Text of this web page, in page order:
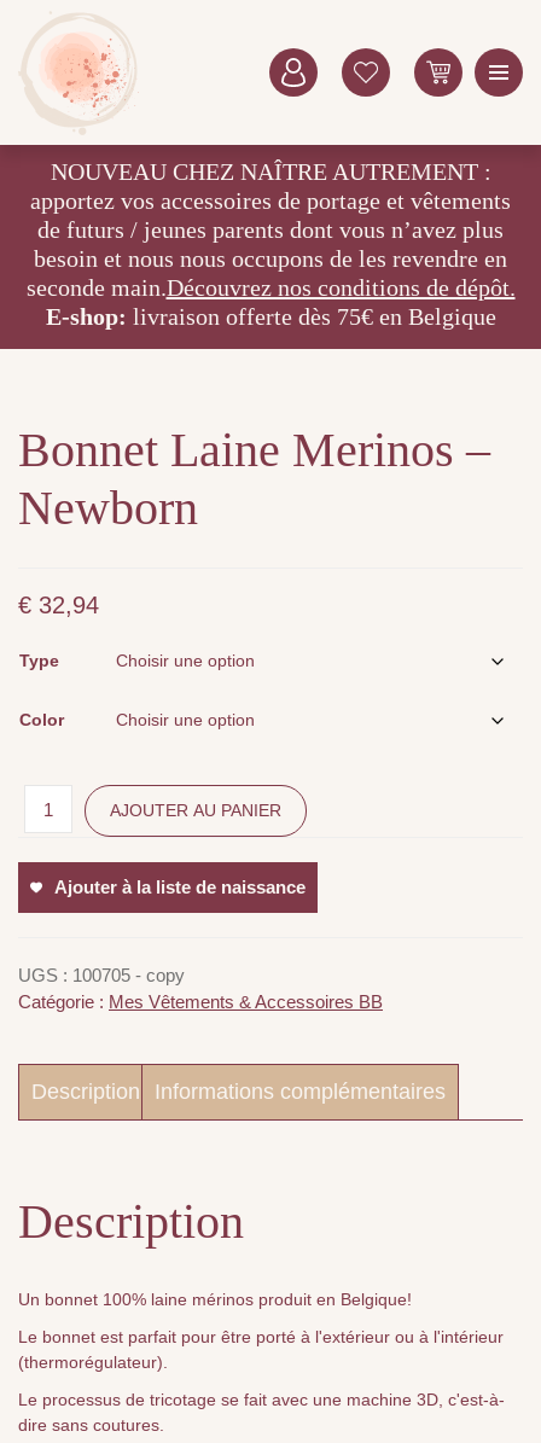
NOUVEAU CHEZ NAÎTRE AUTREMENT :
apportez vos accessoires de portage et vêtements
de futurs / jeunes parents dont vous n’avez plus
besoin et nous nous occupons de les revendre en
seconde main.Découvrez nos conditions de dépôt.
E-shop: livraison offerte dès 75€ en Belgique
Bonnet Laine Merinos –
Newborn
€ 32,94
Type
Color
AJOUTER AU PANIER
Ajouter à la liste de naissance
UGS : 100705 - copy
Catégorie : Mes Vêtements & Accessoires BB
Description Informations complémentaires
Description
Un bonnet 100% laine mérinos produit en Belgique!
Le bonnet est parfait pour être porté à l'extérieur ou à l'intérieur
(thermorégulateur).
Le processus de tricotage se fait avec une machine 3D, c'est-à-
dire sans coutures.